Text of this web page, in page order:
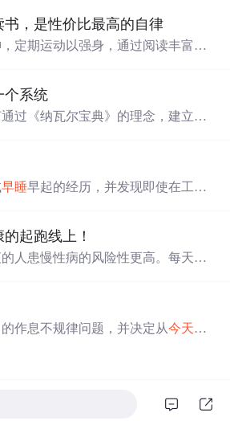
书，是性价比最高的自律
，定期运动以强身，通过阅读丰富内
个系统
过《纳瓦尔宝典》的理念，建立早
早睡早起的经历，并发现即使在工作
的起跑线上！
人患慢性病的风险性更高。每天充
泌大量褪黑素，促进快速进入睡眠
作息不规律问题，并决定从今天开